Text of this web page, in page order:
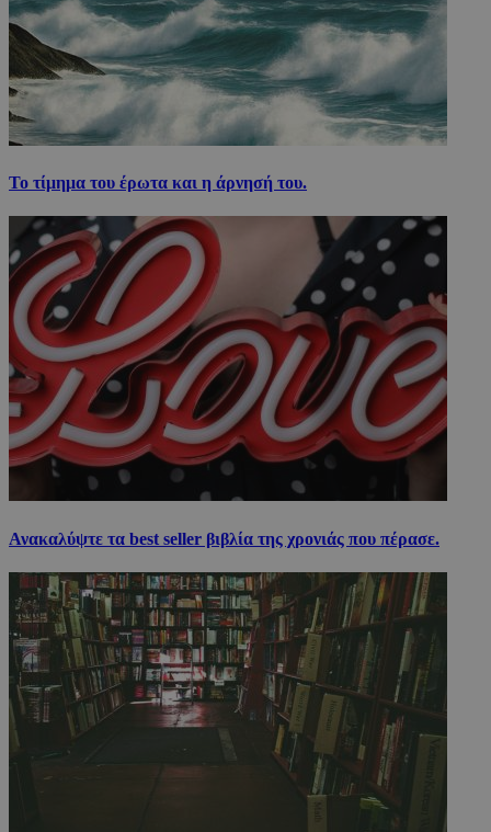
Το τίμημα του έρωτα και η άρνησή του.
Ανακαλύψτε τα best seller βιβλία της χρονιάς που πέρασε.